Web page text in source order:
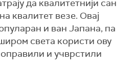
да квалитетнији сан
квалитет везе. Овај
и ван Јапана, па
света користи ову
и учврстили